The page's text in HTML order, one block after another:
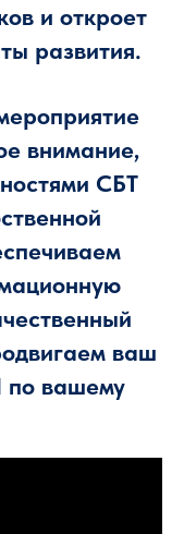
и откроет
развития.
внимание,
СБТ
ваш
вашему